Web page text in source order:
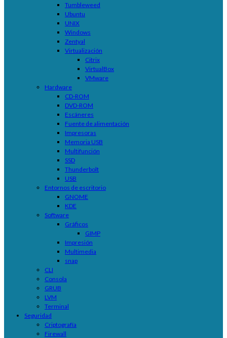
Tumbleweed
Ubuntu
UNIX
Windows
Zentyal
Virtualización
Citrix
VirtualBox
VMware
Hardware
CD-ROM
DVD-ROM
Escáneres
Fuente de alimentación
Impresoras
Memoria USB
Multifunción
SSD
Thunderbolt
USB
Entornos de escritorio
GNOME
KDE
Software
Gráficos
GIMP
Impresión
Multimedia
snap
CLI
Consola
GRUB
LVM
Terminal
Seguridad
Criptografía
Firewall